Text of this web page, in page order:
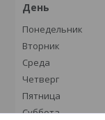
День
Понедельник
Вторник
Среда
Четверг
Пятница
Суббота